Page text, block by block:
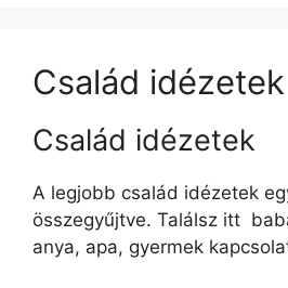
Család idézetek
Család idézetek
A legjobb család idézetek
összegyűjtve. Találsz itt
anya, apa, gyermek